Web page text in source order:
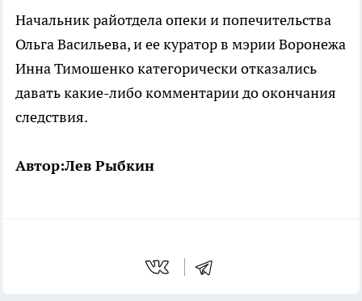
Начальник райотдела опеки и попечительства
Ольга Васильева, и ее куратор в мэрии Воронежа
Инна Тимошенко категорически отказались
давать какие-либо комментарии до окончания
следствия.
Автор:Лев Рыбкин